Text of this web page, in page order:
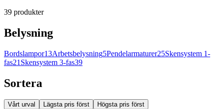
39 produkter
Belysning
Bordslampor13Arbetsbelysning5Pendelarmaturer25Skensystem 1-
fas21 Skensystem 3-fas39
Sortera
Vårt urval Lägsta pris först Högsta pris först